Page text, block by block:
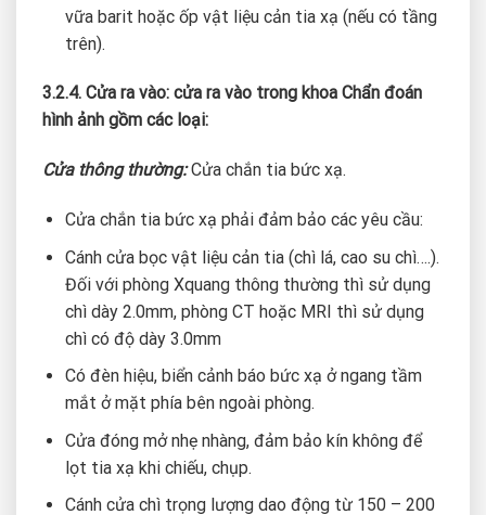
vữa barit hoặc ốp vật liệu cản tia xạ (nếu có tầng
trên).
3.2.4. Cửa ra vào: cửa ra vào trong khoa Chẩn đoán
hình ảnh gồm các loại:
Cửa thông thường: Cửa chắn tia bức xạ.
Cửa chắn tia bức xạ phải đảm bảo các yêu cầu:
Cánh cửa bọc vật liệu cản tia (chì lá, cao su chì….).
Đối với phòng Xquang thông thường thì sử dụng
chì dày 2.0mm, phòng CT hoặc MRI thì sử dụng
chì có độ dày 3.0mm
Có đèn hiệu, biển cảnh báo bức xạ ở ngang tầm
mắt ở mặt phía bên ngoài phòng.
Cửa đóng mở nhẹ nhàng, đảm bảo kín không để
lọt tia xạ khi chiếu, chụp.
Cánh cửa chì trọng lượng dao động từ 150 – 200